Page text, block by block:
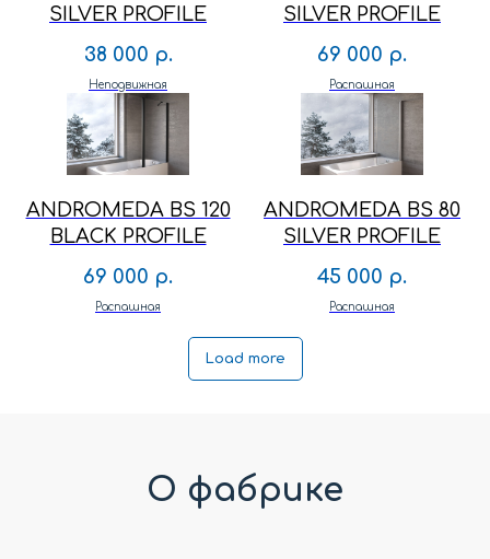
SILVER PROFILE
38 000 р.
Неподвижная
SILVER PROFILE
69 000 р.
Распашная
ANDROMEDA BS 120
BLACK PROFILE
69 000 р.
Распашная
ANDROMEDA BS 80
SILVER PROFILE
45 000 р.
Распашная
Load more
О фабрике